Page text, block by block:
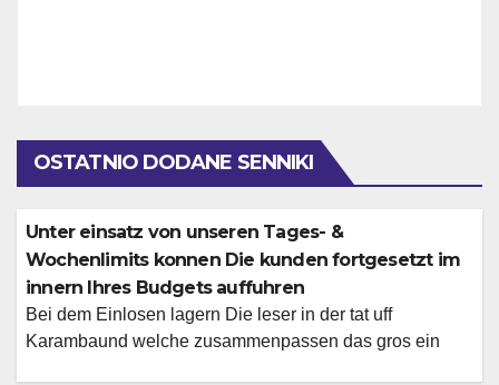
OSTATNIO DODANE SENNIKI
Unter einsatz von unseren Tages- &
Wochenlimits konnen Die kunden fortgesetzt im
innern Ihres Budgets auffuhren
Bei dem Einlosen lagern Die leser in der tat uff
Karambaund welche zusammenpassen das gros ein